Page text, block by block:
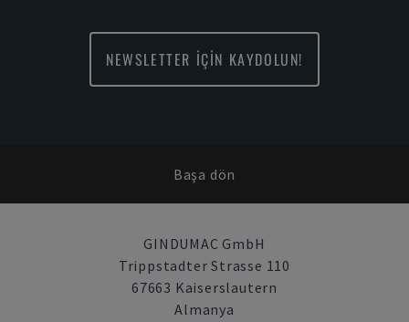
NEWSLETTER İÇİN KAYDOLUN!
Başa dön
GINDUMAC GmbH
Trippstadter Strasse 110
67663 Kaiserslautern
Almanya